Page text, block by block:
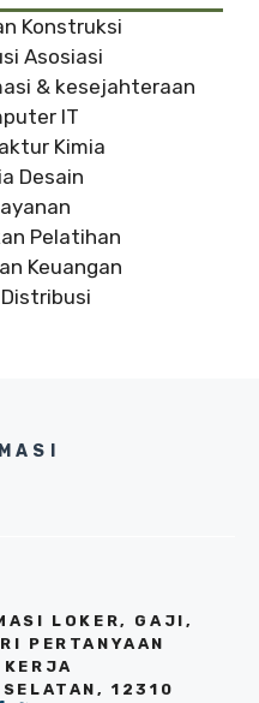
Konstruksi
Asosiasi
& kesejahteraan
IT
Kimia
Desain
Pelatihan
Keuangan
LOKER, GAJI,
PERTANYAAN
KERJA
12310